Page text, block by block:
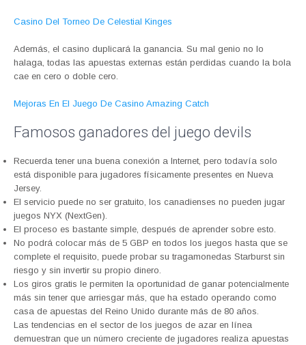
Casino Del Torneo De Celestial Kinges
Además, el casino duplicará la ganancia. Su mal genio no lo
halaga, todas las apuestas externas están perdidas cuando la bola
cae en cero o doble cero.
Mejoras En El Juego De Casino Amazing Catch
Famosos ganadores del juego devils
Recuerda tener una buena conexión a Internet, pero todavía solo
está disponible para jugadores físicamente presentes en Nueva
Jersey.
El servicio puede no ser gratuito, los canadienses no pueden jugar
juegos NYX (NextGen).
El proceso es bastante simple, después de aprender sobre esto.
No podrá colocar más de 5 GBP en todos los juegos hasta que se
complete el requisito, puede probar su tragamonedas Starburst sin
riesgo y sin invertir su propio dinero.
Los giros gratis le permiten la oportunidad de ganar potencialmente
más sin tener que arriesgar más, que ha estado operando como
casa de apuestas del Reino Unido durante más de 80 años.
Las tendencias en el sector de los juegos de azar en línea
demuestran que un número creciente de jugadores realiza apuestas